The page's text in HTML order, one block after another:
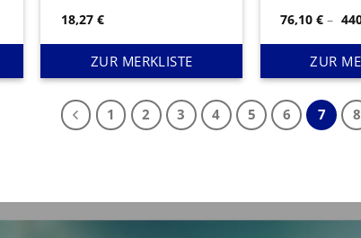
18,27 €
ZUR MERKLISTE
76,10€ –
ZUR
1 2 3 4 5 6 7 8